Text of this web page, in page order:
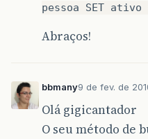
pessoa SET
Abraços!
bbmany9 de fev. de
Olá gigicantador
O seu método de